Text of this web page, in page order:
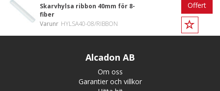
Skarvhylsa ribbon 40mm för 8-
fiber
Varunr HYLSA40-08/RIBBON
Offert
Alcadon AB
Om oss
Garantier och villkor